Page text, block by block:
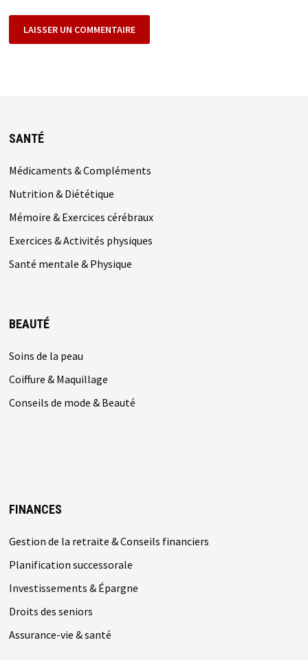
SANTÉ
Médicaments & Compléments
Nutrition & Diététique
Mémoire & Exercices cérébraux
Exercices & Activités physiques
Santé mentale & Physique
BEAUTÉ
Soins de la peau
Coiffure & Maquillage
Conseils de mode & Beauté
FINANCES
Gestion de la retraite & Conseils financiers
Planification successorale
Investissements & Épargne
Droits des seniors
Assurance-vie & santé